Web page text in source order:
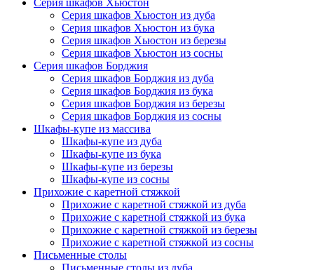
Серия шкафов Хьюстон
Серия шкафов Хьюстон из дуба
Серия шкафов Хьюстон из бука
Серия шкафов Хьюстон из березы
Серия шкафов Хьюстон из сосны
Серия шкафов Борджия
Серия шкафов Борджия из дуба
Серия шкафов Борджия из бука
Серия шкафов Борджия из березы
Серия шкафов Борджия из сосны
Шкафы-купе из массива
Шкафы-купе из дуба
Шкафы-купе из бука
Шкафы-купе из березы
Шкафы-купе из сосны
Прихожие с каретной стяжкой
Прихожие с каретной стяжкой из дуба
Прихожие с каретной стяжкой из бука
Прихожие с каретной стяжкой из березы
Прихожие с каретной стяжкой из сосны
Письменные столы
Письменные столы из дуба